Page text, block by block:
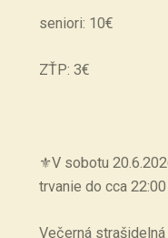
seniori: 10€
ZŤP: 3€
⚜️V sobotu
trvanie do cca 22:00
Večerná